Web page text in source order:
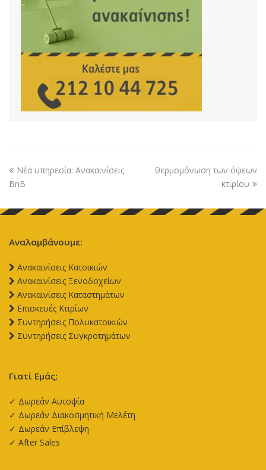
Νέα υπηρεσία: Ανακαινίσεις
BnB
θερμομόνωση των όψεων
κτιρίου
Αναλαμβάνουμε:
Aνακαινίσεις Κατοικιών
Aνακαινίσεις Ξενοδοχείων
Aνακαινίσεις Καταστημάτων
Επισκευές Κτιρίων
Συντηρήσεις Πολυκατοικιών
Συντηρήσεις Συγκροτημάτων
Γιατί Εμάς;
✓ Δωρεάν Αυτοψία
✓ Δωρεάν Διακοσμητική Μελέτη
✓ Δωρεάν Επίβλεψη
✓ After Sales